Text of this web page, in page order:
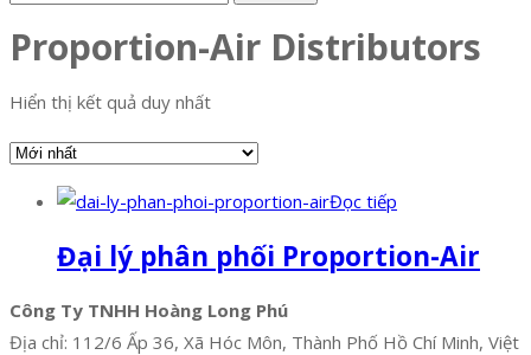
Proportion-Air Distributors
Hiển thị kết quả duy nhất
Đọc tiếp
Đại lý phân phối Proportion-Air
Công Ty TNHH Hoàng Long Phú
Địa chỉ: 112/6 Ấp 36, Xã Hóc Môn, Thành Phố Hồ Chí Minh, Việt